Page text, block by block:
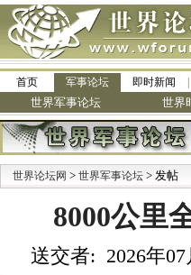
首页 军事论坛 即时新闻
世界军事论坛 世界
世界论坛网 > 世界军事论坛 > 发帖
·九阳全
8000公里
送交者: 2026年